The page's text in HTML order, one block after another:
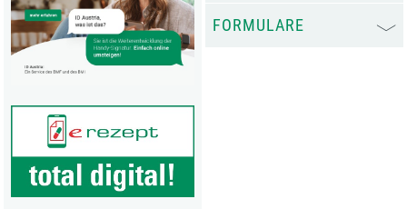
FORMULARE